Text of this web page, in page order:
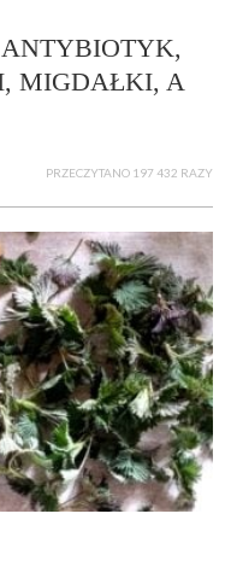
MIGDAŁKI, A
PRZECZYTANO 197 432 RAZY